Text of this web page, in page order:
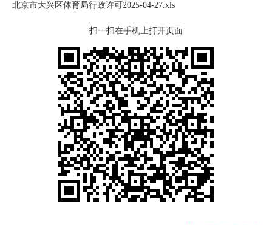
北京市大兴区体育局行政许可2025-04-27.xls
扫一扫在手机上打开页面